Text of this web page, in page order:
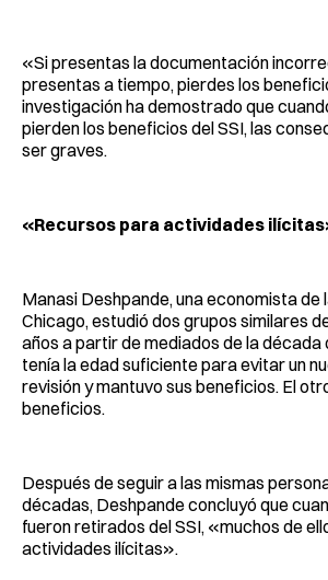
«Si presentas la documentación
presentas a tiempo, pierdes los
investigación ha demostrado que
pierden los beneficios del SSI, las
ser graves.
«Recursos para actividades
Manasi Deshpande, una economista de
Chicago, estudió dos grupos similares
años a partir de mediados de la década
tenía la edad suficiente para evitar un
revisión y mantuvo sus beneficios. El
beneficios.
Después de seguir a las mismas
décadas, Deshpande concluyó que
fueron retirados del SSI, «muchos de
actividades ilícitas».